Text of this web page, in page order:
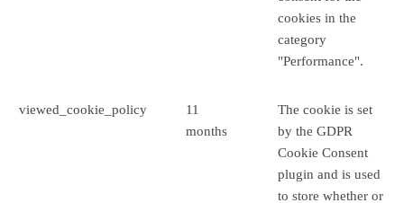
cookies in the
category
"Performance".
viewed_cookie_policy
11
months
The cookie is set
by the GDPR
Cookie Consent
plugin and is used
to store whether or